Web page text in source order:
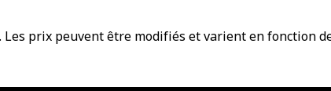
prix peuvent être modifiés et varient en fonction